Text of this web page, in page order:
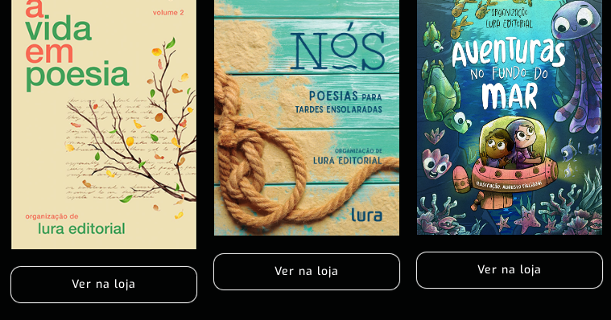
Ver na loja
Ver na loja Ver na loja